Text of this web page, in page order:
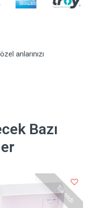
anlarınızı
Bazı
Tükendi